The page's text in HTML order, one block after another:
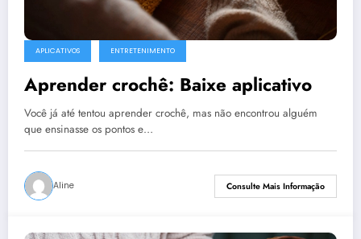
APLICATIVOS ENTRETENIMENTO
Aprender crochê: Baixe aplicativo
Você já até tentou aprender crochê, mas não encontrou alguém
que ensinasse os pontos e…
Aline Consulte Mais Informação